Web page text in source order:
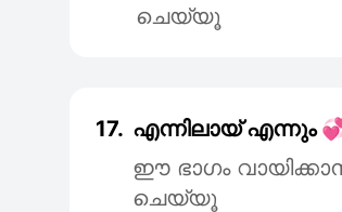
ചെയ്യൂ
17. എന്നിലായ് എന്നും
ഈ ഭാഗം
ചെയ്യൂ